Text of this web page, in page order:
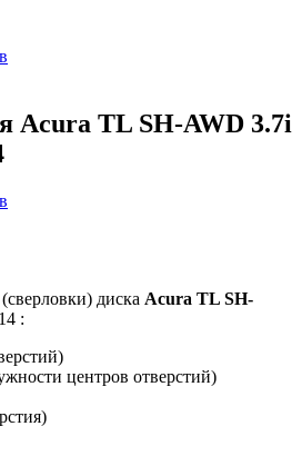
Acura TL SH-AWD 3.7i
диска Acura TL SH-
:
центров отверстий)